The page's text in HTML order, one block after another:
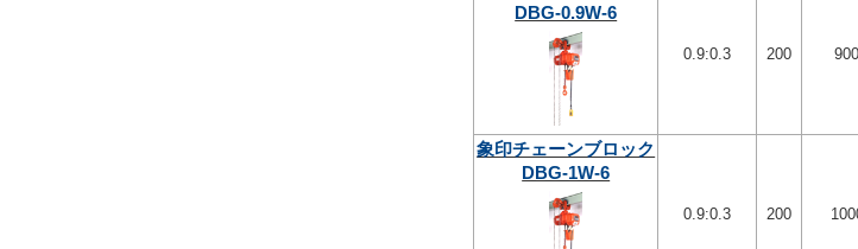
DBG-0.9W-6
0.9:0.3 200 900
象印チェーンブロック
DBG-1W-6
0.9:0.3 200